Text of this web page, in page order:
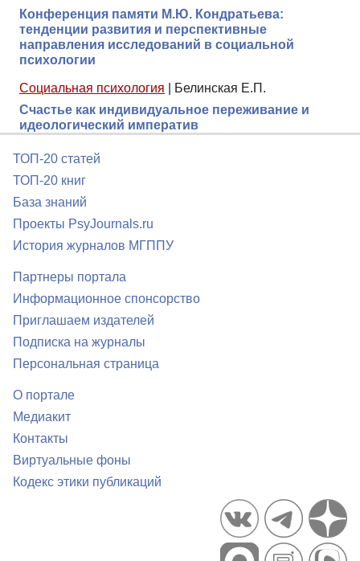
Конференция памяти М.Ю. Кондратьева:
тенденции развития и перспективные
направления исследований в социальной
психологии
Социальная психология
Белинская Е.П.
Счастье как индивидуальное переживание и
идеологический императив
ТОП-20 статей
ТОП-20 книг
База знаний
Проекты PsyJournals.ru
История журналов МГППУ
Партнеры портала
Информационное спонсорство
Приглашаем издателей
Подписка на журналы
Персональная страница
О портале
Медиакит
Контакты
Виртуальные фоны
Кодекс этики публикаций